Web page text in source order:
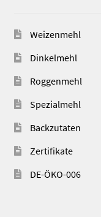
Weizenmehl
Dinkelmehl
Roggenmehl
Spezialmehl
Backzutaten
Zertifikate
DE-ÖKO-006